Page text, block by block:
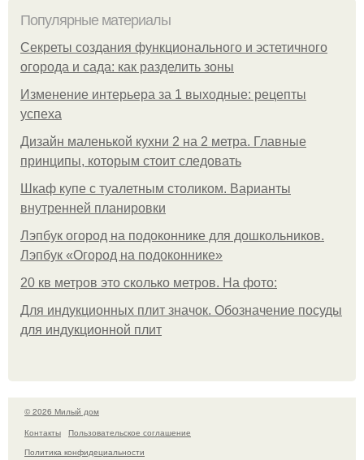
Популярные материалы
Секреты создания функционального и эстетичного
огорода и сада: как разделить зоны
Изменение интерьера за 1 выходные: рецепты
успеха
Дизайн маленькой кухни 2 на 2 метра. Главные
принципы, которым стоит следовать
Шкаф купе с туалетным столиком. Варианты
внутренней планировки
Лэпбук огород на подоконнике для дошкольников.
Лэпбук «Огород на подоконнике»
20 кв метров это сколько метров. На фото:
Для индукционных плит значок. Обозначение посуды
для индукционной плит
© 2026 Милый дом
Контакты
Пользовательское соглашение
Политика конфидециальности